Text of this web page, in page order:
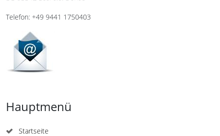
Telefon: +49 9441 1750403
Hauptmenü
Startseite